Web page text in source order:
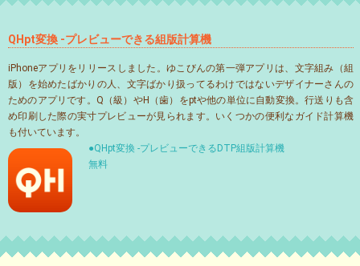
QHpt変換 -プレビューできる組版計算機
iPhoneアプリをリリースしました。ゆこびんの第一弾アプリは、文字組み（組
版）を始めたばかりの人、文字ばかり扱ってるわけではないデザイナーさんの
ためのアプリです。Q（級）やH（歯）をptや他の単位に自動変換。行送りも含
め印刷した際の実寸プレビューが見られます。いくつかの便利なガイド計算機
も付いています。
●QHpt変換 -プレビューできるDTP組版計算機
無料